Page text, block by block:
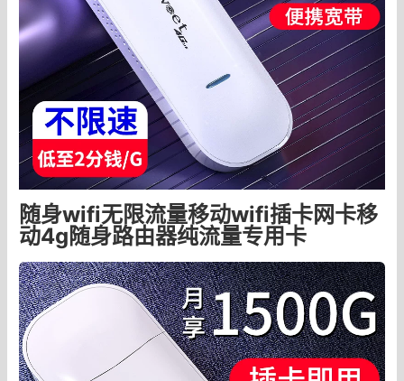
随身wifi无限流量移动wifi插卡网卡移
动4g随身路由器纯流量专用卡